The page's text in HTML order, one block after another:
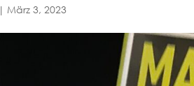
|März 3, 2023